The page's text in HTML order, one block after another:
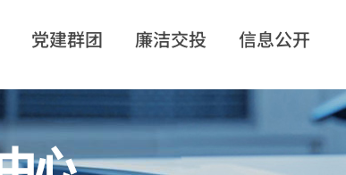
党建群团 廉洁交投 信息公开